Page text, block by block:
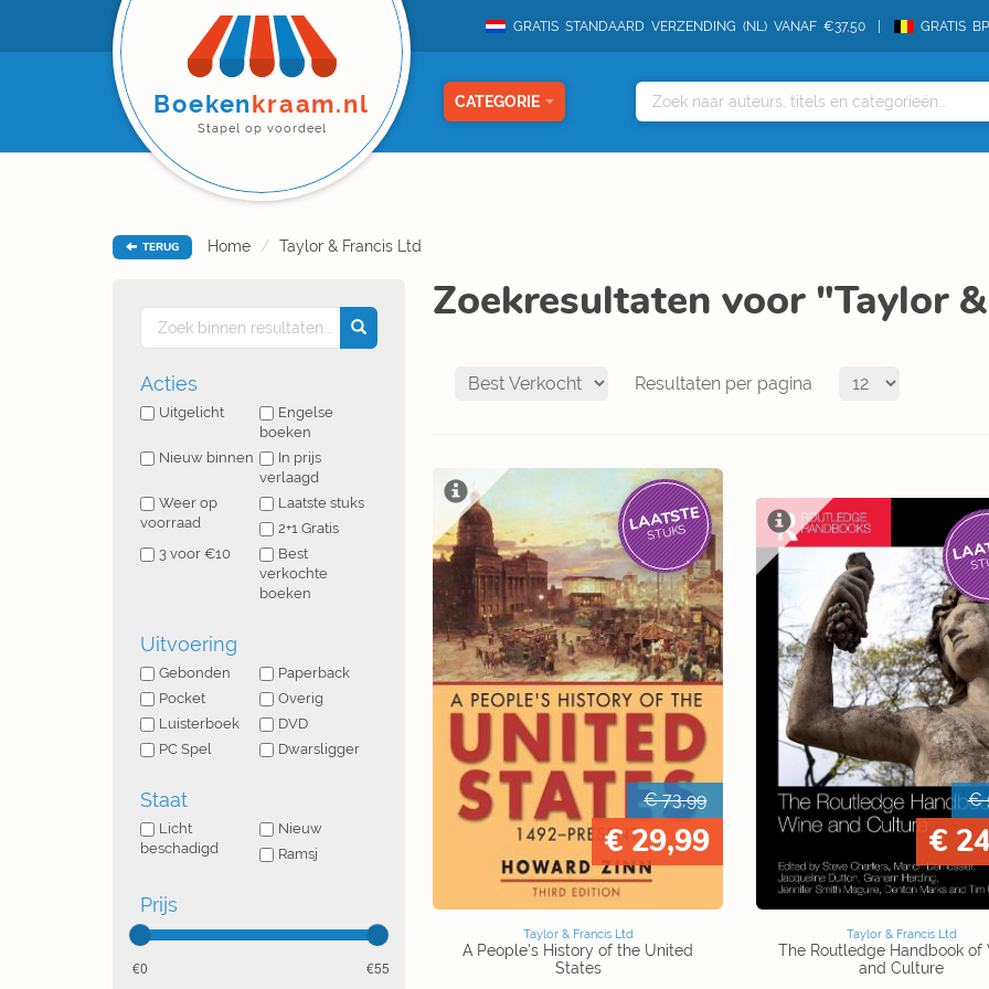
GRATIS STANDAARD VERZENDING (NL) VANAF €37,50 GRATIS
Boekenkraam.nl
Stapel op voordeel
CATEGORIE
TERUG Home Taylor & Francis Ltd
Acties
Uitgelicht
Engelse
boeken
Nieuw binnen
In prijs
verlaagd
Weer op
voorraad
Laatste stuks
2+1 Gratis
3 voor €10
Best
verkochte
boeken
Uitvoering
Gebonden
Paperback
Pocket
Overig
Luisterboek
DVD
PC Spel
Dwarsligger
Staat
Licht
beschadigd
Nieuw
Ramsj
Prijs
0 55
Zoekresultaten voor "Taylor
Resultaten per pagina
LAATSTE
STUKS
€ 73,99
€ 29,99
Taylor & Francis Ltd
A People's History of the United
States
€
€
Taylor & Francis Ltd
The Routledge Handbook of
and Culture